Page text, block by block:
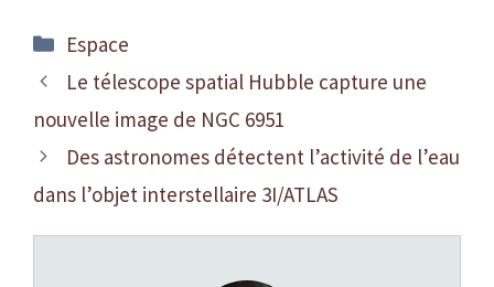
Catégories
Espace
Le télescope spatial Hubble capture une
nouvelle image de NGC 6951
Des astronomes détectent l’activité de l’eau
dans l’objet interstellaire 3I/ATLAS